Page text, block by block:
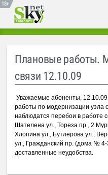
18+
Плановые работы.
связи 12.10.09
Уважаемые абоненты, 12.10.09
работы по модернизации узла
наблюдатся перебои в работе
Шателена ул., Тореза пр., 2
Хлопина ул., Бутлерова ул.,
ул., Гражданский пр. (дома №
доставленные неудобства.